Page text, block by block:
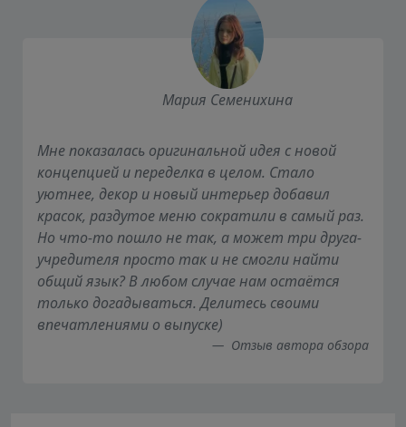
Мария Семенихина
Мне показалась оригинальной идея с новой
концепцией и переделка в целом. Стало
уютнее, декор и новый интерьер добавил
красок, раздутое меню сократили в самый раз.
Но что-то пошло не так, а может три друга-
учредителя просто так и не смогли найти
общий язык? В любом случае нам остаётся
только догадываться. Делитесь своими
впечатлениями о выпуске)
Отзыв автора обзора